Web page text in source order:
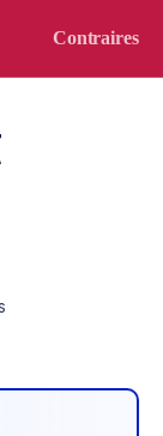
Contraires